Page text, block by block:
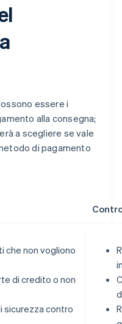
essere i
alla consegna;
a scegliere se vale
di pagamento
che non vogliono
di credito o non
sicurezza contro